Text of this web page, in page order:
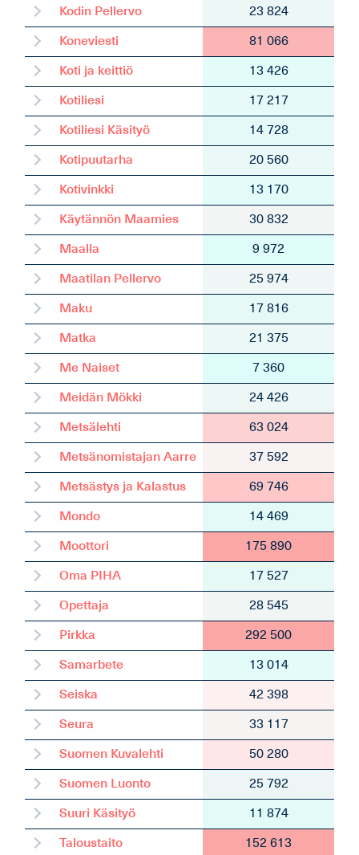
Kodin Pellervo 23 824
Koneviesti 81 066
Koti ja keittiö 13 426
Kotiliesi 17 217
Kotiliesi Käsityö 14 728
Kotipuutarha 20 560
Kotivinkki 13 170
Käytännön Maamies 30 832
Maalla 9 972
Maatilan Pellervo 25 974
Maku 17 816
Matka 21 375
Me Naiset 7 360
Meidän Mökki 24 426
Metsälehti 63 024
Metsänomistajan Aarre 37 592
Metsästys ja Kalastus 69 746
Mondo 14 469
Moottori 175 890
Oma PIHA 17 527
Opettaja 28 545
Pirkka 292 500
Samarbete 13 014
Seiska 42 398
Seura 33 117
Suomen Kuvalehti 50 280
Suomen Luonto 25 792
Suuri Käsityö 11 874
Taloustaito 152 613